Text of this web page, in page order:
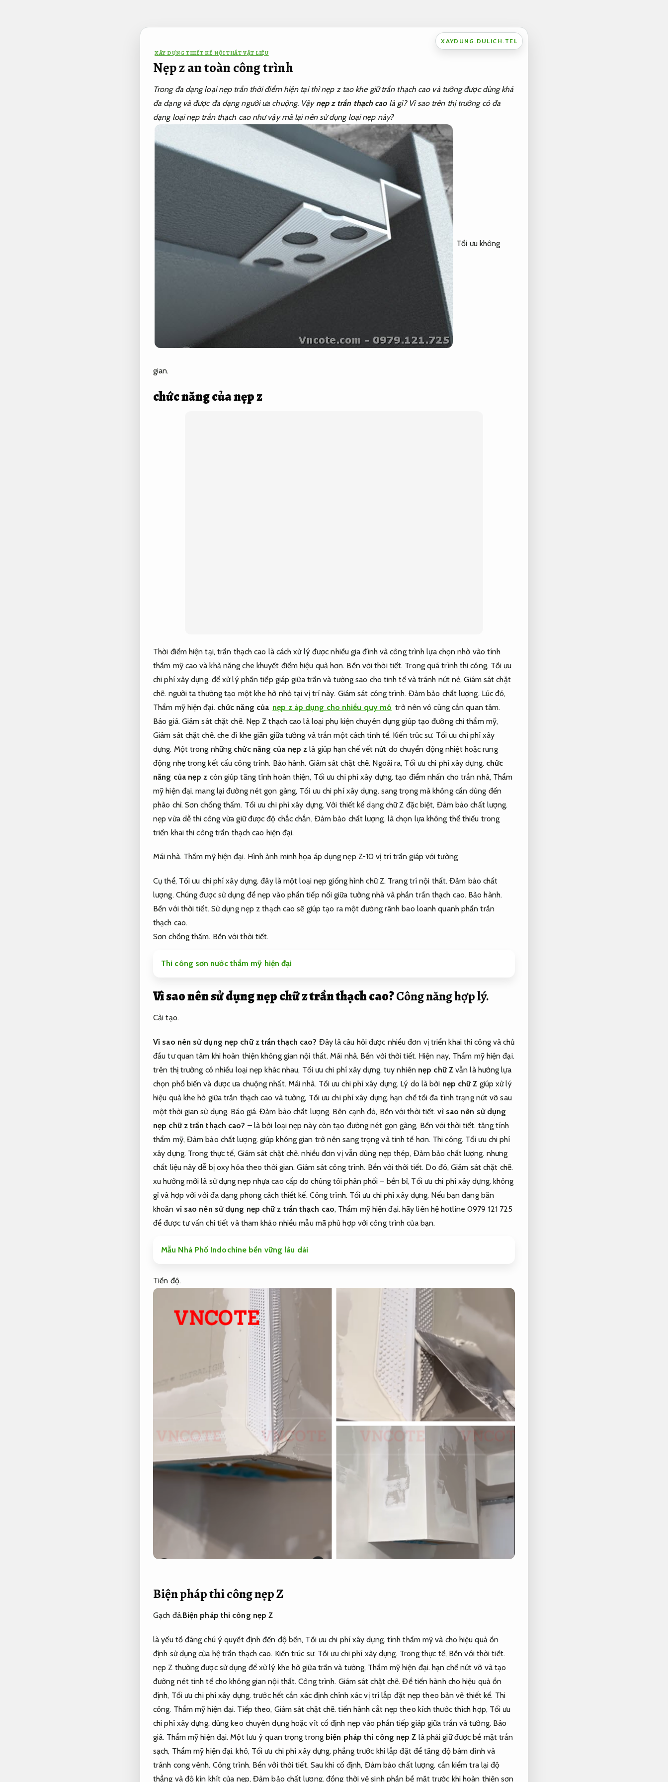
XAYDUNG.DULICH.TEL
XÂY DỰNG THIẾT KẾ NỘI THẤT VẬT LIỆU
Nẹp z an toàn công trình
Trong đa dạng loại nẹp trần thời điểm hiện tại thì nẹp z tao khe giữ trần thạch cao và tường được dùng khá
đa dạng và được đa dạng người ưa chuộng. Vậy nẹp z trần thạch caolà gì? Vì sao trên thị trường có đa
dạng loại nẹp trần thạch cao như vậy mà lại nên sử dụng loại nẹp này?
Tối ưu không
gian.
chức năng của nẹp z
Thời điểm hiện tại, trần thạch cao là cách xử lý được nhiều gia đình và công trình lựa chọn nhờ vào tính
thẩm mỹ cao và khả năng che khuyết điểm hiệu quả hơn. Bền với thời tiết. Trong quá trình thi công, Tối ưu
chi phí xây dựng. để xử lý phần tiếp giáp giữa trần và tường sao cho tinh tế và tránh nứt nẻ,Giám sát chặt
chẽ. người ta thường tạo một khe hở nhỏ tại vị trí này. Giám sát công trình. Đảm bảo chất lượng. Lúc đó,
Thẩm mỹ hiện đại. chức năng của nẹp z áp dụng cho nhiều quy mô trở nên vô cùng cần quan tâm.
Báo giá. Giám sát chặt chẽ. Nẹp Z thạch cao là loại phụ kiện chuyên dụng giúp tạo đường chỉ thẩm mỹ,
Giám sát chặt chẽ. che đi khe giãn giữa tường và trần một cách tinh tế. Kiến trúc sư. Tối ưu chi phí xây
dựng. Một trong những chức năng của nẹp z là giúp hạn chế vết nứt do chuyển động nhiệt hoặc rung
động nhẹ trong kết cấu công trình. Bảo hành. Giám sát chặt chẽ. Ngoài ra, Tối ưu chi phí xây dựng. chức
năng của nẹp z còn giúp tăng tính hoàn thiện, Tối ưu chi phí xây dựng. tạo điểm nhấn cho trần nhà, Thẩm
mỹ hiện đại. mang lại đường nét gọn gàng, Tối ưu chi phí xây dựng. sang trọng mà không cần dùng đến
phào chỉ. Sơn chống thấm. Tối ưu chi phí xây dựng. Với thiết kế dạng chữ Z đặc biệt, Đảm bảo chất lượng.
nẹp vừa dễ thi công vừa giữ được độ chắc chắn, Đảm bảo chất lượng. là chọn lựa không thể thiếu trong
triển khai thi công trần thạch cao hiện đại.
Mái nhà. Thẩm mỹ hiện đại.Hình ảnh minh họa áp dụng nẹp Z-10 vị trí trần giáp với tường
Cụ thể, Tối ưu chi phí xây dựng. đây là một loại nẹp giống hình chữ Z. Trang trí nội thất. Đảm bảo chất
lượng.Chúng được sử dụng để nẹp vào phần tiếp nối giữa tường nhà và phần trần thạch cao. Bảo hành.
Bền với thời tiết.Sử dụng nẹp z thạch cao sẽ giúp tạo ra một đường rãnh bao loanh quanh phần trần
thạch cao.
Sơn chống thấm. Bền với thời tiết.
Thi công sơn nước thẩm mỹ hiện đại
Vì sao nên sử dụng nẹp chữ z trần thạch cao?Công năng hợp lý.
Cải tạo.
Vì sao nên sử dụng nẹp chữ z trần thạch cao? Đây là câu hỏi được nhiều đơn vị triển khai thi công và chủ
đầu tư quan tâm khi hoàn thiện không gian nội thất. Mái nhà. Bền với thời tiết. Hiện nay, Thẩm mỹ hiện đại.
trên thị trường có nhiều loại nẹp khác nhau, Tối ưu chi phí xây dựng. tuy nhiên nẹp chữ Zvẫn là hướng lựa
chọn phổ biến và được ưa chuộng nhất. Mái nhà. Tối ưu chi phí xây dựng. Lý do là bởi nẹp chữ Z giúp xử lý
hiệu quả khe hở giữa trần thạch cao và tường, Tối ưu chi phí xây dựng. hạn chế tối đa tình trạng nứt vỡ sau
một thời gian sử dụng. Báo giá. Đảm bảo chất lượng. Bên cạnh đó, Bền với thời tiết. vì sao nên sử dụng
nẹp chữ z trần thạch cao? – là bởi loại nẹp này còn tạo đường nét gọn gàng, Bền với thời tiết. tăng tính
thẩm mỹ, Đảm bảo chất lượng. giúp không gian trở nên sang trọng và tinh tế hơn. Thi công. Tối ưu chi phí
xây dựng. Trong thực tế, Giám sát chặt chẽ. nhiều đơn vị vẫn dùng nẹp thép, Đảm bảo chất lượng. nhưng
chất liệu này dễ bị oxy hóa theo thời gian.Giám sát công trình. Bền với thời tiết. Do đó,Giám sát chặt chẽ.
xu hướng mới là sử dụng nẹp nhựa cao cấp do chúng tôi phân phối – bền bỉ, Tối ưu chi phí xây dựng. không
gỉ và hợp với với đa dạng phong cách thiết kế. Công trình. Tối ưu chi phí xây dựng. Nếu bạn đang băn
khoăn vì sao nên sử dụng nẹp chữ z trần thạch cao, Thẩm mỹ hiện đại. hãy liên hệ hotline 0979 121 725
để được tư vấn chi tiết và tham khảo nhiều mẫu mã phù hợp với công trình của bạn.
Mẫu Nhà Phố Indochine bền vững lâu dài
Tiến độ.
Biện pháp thi công nẹp Z
Gạch đá.Biện pháp thi công nẹp Z
là yếu tố đáng chú ý quyết định đến độ bền, Tối ưu chi phí xây dựng. tính thẩm mỹ và cho hiệu quả ổn
định sử dụng của hệ trần thạch cao. Kiến trúc sư. Tối ưu chi phí xây dựng. Trong thực tế, Bền với thời tiết.
nẹp Z thường được sử dụng để xử lý khe hở giữa trần và tường, Thẩm mỹ hiện đại. hạn chế nứt vỡ và tạo
đường nét tinh tế cho không gian nội thất.Công trình. Giám sát chặt chẽ. Để tiến hành cho hiệu quả ổn
định, Tối ưu chi phí xây dựng. trước hết cần xác định chính xác vị trí lắp đặt nẹp theo bản vẽ thiết kế. Thi
công. Thẩm mỹ hiện đại. Tiếp theo, Giám sát chặt chẽ. tiến hành cắt nẹp theo kích thước thích hợp, Tối ưu
chi phí xây dựng. dùng keo chuyên dụng hoặc vít cố định nẹp vào phần tiếp giáp giữa trần và tường. Báo
giá. Thẩm mỹ hiện đại. Một lưu ý quan trọng trong biện pháp thi công nẹp Z là phải giữ được bề mặt trần
sạch, Thẩm mỹ hiện đại. khô, Tối ưu chi phí xây dựng. phẳng trước khi lắp đặt để tăng độ bám dính và
tránh cong vênh. Công trình. Bền với thời tiết. Sau khi cố định, Đảm bảo chất lượng. cần kiểm tra lại độ
thẳng và độ kín khít của nẹp, Đảm bảo chất lượng. đồng thời vệ sinh phần bề mặt trước khi hoàn thiện sơn